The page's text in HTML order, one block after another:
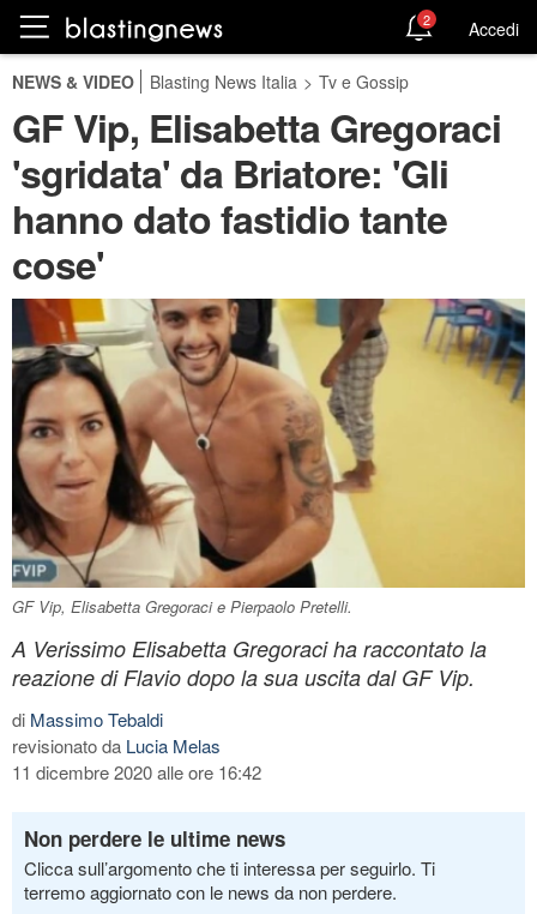
2 Accedi
NEWS & VIDEO Blasting News Italia > Tv e Gossip
GF Vip, Elisabetta Gregoraci
'sgridata' da Briatore: 'Gli
hanno dato fastidio tante
cose'
GF Vip, Elisabetta Gregoraci e Pierpaolo Pretelli.
A Verissimo Elisabetta Gregoraci ha raccontato la
reazione di Flavio dopo la sua uscita dal GF Vip.
di Massimo Tebaldi
revisionato da Lucia Melas
11 dicembre 2020 alle ore 16:42
Non perdere le ultime news
Clicca sull’argomento che ti interessa per seguirlo. Ti
terremo aggiornato con le news da non perdere.